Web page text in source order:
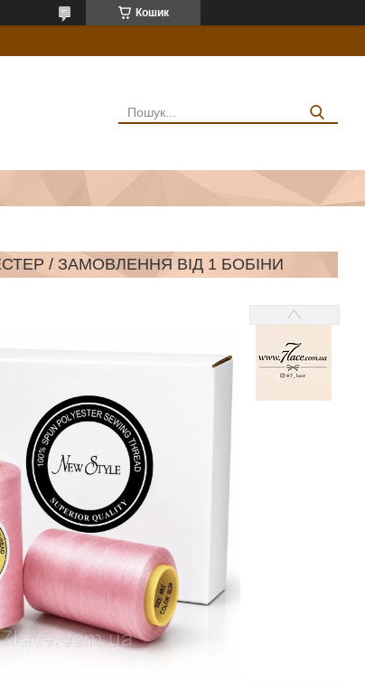
Кошик
/ ЗАМОВЛЕННЯ ВІД 1 БОБІНИ